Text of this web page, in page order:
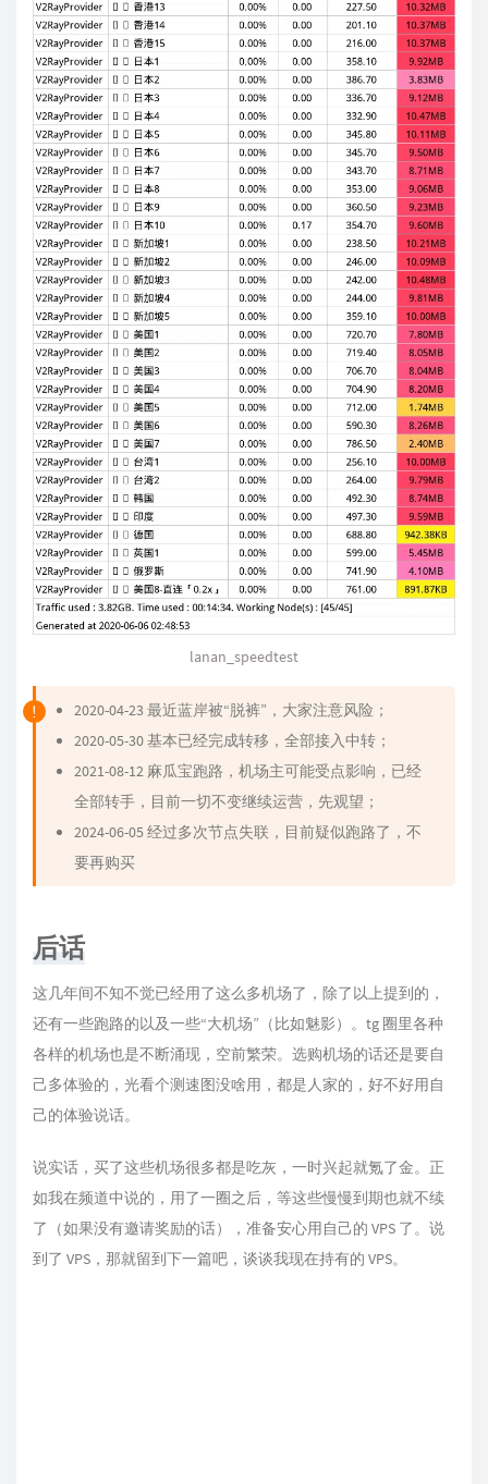
lanan_speedtest
2020-04-23 最近蓝岸被“脱裤”，大家注意风险；
2020-05-30 基本已经完成转移，全部接入中转；
2021-08-12 麻瓜宝跑路，机场主可能受点影响，已经
全部转手，目前一切不变继续运营，先观望；
2024-06-05 经过多次节点失联，目前疑似跑路了，不
要再购买
后话
这几年间不知不觉已经用了这么多机场了，除了以上提到的，
还有一些跑路的以及一些“大机场”（比如魅影）。tg 圈里各种
各样的机场也是不断涌现，空前繁荣。选购机场的话还是要自
己多体验的，光看个测速图没啥用，都是人家的，好不好用自
己的体验说话。
说实话，买了这些机场很多都是吃灰，一时兴起就氪了金。正
如我在频道中说的，用了一圈之后，等这些慢慢到期也就不续
了（如果没有邀请奖励的话），准备安心用自己的 VPS 了。说
到了 VPS，那就留到下一篇吧，谈谈我现在持有的 VPS。